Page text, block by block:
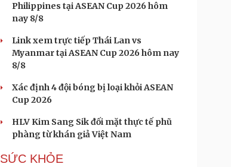
Philippines tại ASEAN Cup 2026 hôm
nay 8/8
Link xem trực tiếp Thái Lan vs
Myanmar tại ASEAN Cup 2026 hôm nay
8/8
Xác định 4 đội bóng bị loại khỏi ASEAN
Cup 2026
HLV Kim Sang Sik đối mặt thực tế phũ
phàng từ khán giả Việt Nam
SỨC KHỎE